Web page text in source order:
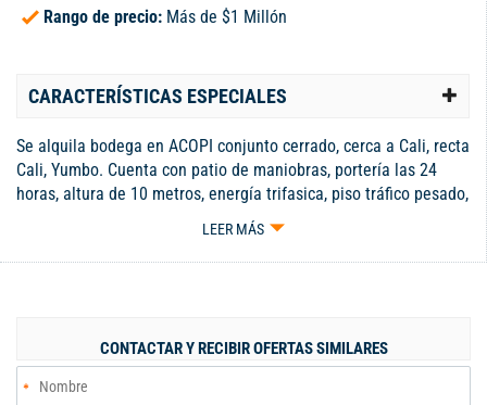
Rango de precio: Más de $1 Millón
CARACTERÍSTICAS ESPECIALES
Se alquila bodega en ACOPI conjunto cerrado, cerca a Cali, recta
Cali, Yumbo. Cuenta con patio de maniobras, portería las 24
horas, altura de 10 metros, energía trifasica, piso tráfico pesado,
puerta alta ingreso de tractomulas. VALOR DEL CANON:
inmobiliaria Suma PBX 602 5532727 - 315 5019033 Código
LEER MÁS
CONTACTAR Y RECIBIR OFERTAS SIMILARES